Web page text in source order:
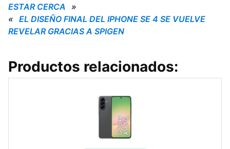
ESTAR CERCA »
« EL DISEÑO FINAL DEL IPHONE SE 4 SE VUELVE
REVELAR GRACIAS A SPIGEN
Productos relacionados: